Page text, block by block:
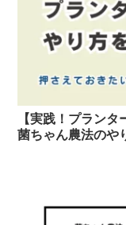
【実践！プラン
菌ちゃん農法のや